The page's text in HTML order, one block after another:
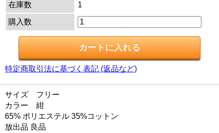
在庫数
1
購入数
特定商取引法に基づく表記 (返品など)
サイズ フリー
カラー 紺
65% ポリエステル 35%コットン
放出品 良品